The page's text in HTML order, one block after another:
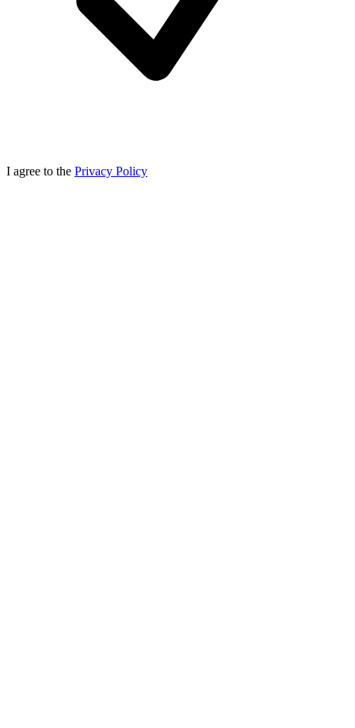
I agree to the Privacy Policy